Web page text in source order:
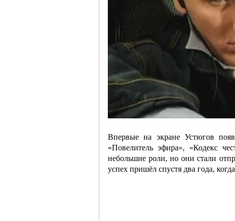
Впервые на экране Устюгов
«Повелитель эфира», «Кодекс
небольшие роли, но они стали
успех пришёл спустя два года,